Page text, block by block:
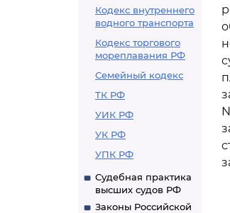
Кодекс внутреннего
водного транспорта
Кодекс торгового
мореплавания РФ
Семейный кодекс
ТК РФ
УИК РФ
УК РФ
УПК РФ
Судебная практика
высших судов РФ
Законы Российской